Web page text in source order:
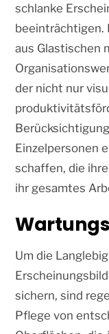
schlanke
beeinträchtigen.
aus Glastischen
der nicht nur
Einzelpersonen
schaffen, die
ihr gesamtes
Um die
sichern, sind
Pflege von